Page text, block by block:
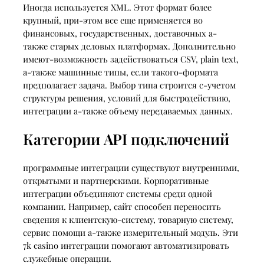
Иногда используется XML. Этот формат более
крупный, при-этом все еще применяется во
финансовых, государственных, доставочных а-
также старых деловых платформах. Дополнительно
имеют-возможность задействоваться CSV, plain text,
а-также машинные типы, если такого-формата
предполагает задача. Выбор типа строится с-учетом
структуры решения, условий для быстродействию,
интеграции а-также объему передаваемых данных.
Категории API подключений
программные интеграции существуют внутренними,
открытыми и партнерскими. Корпоративные
интеграции объединяют системы среди одной
компании. Например, сайт способен переносить
сведения к клиентскую-систему, товарную систему,
сервис помощи а-также измерительный модуль. Эти
7k casino интеграции помогают автоматизировать
служебные операции.